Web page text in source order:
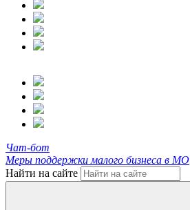
Чат-бот
Меры поддержки малого бизнеса в МО
Найти на сайте